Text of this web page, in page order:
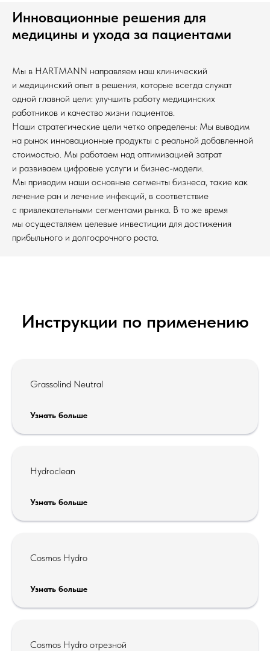
Инновационные решения для
медицины и ухода за пациентами
Мы в HARTMANN направляем наш клинический
и медицинский опыт в решения, которые всегда служат
одной главной цели: улучшить работу медицинских
работников и качество жизни пациентов.
Наши стратегические цели четко определены: Мы выводим
на рынок инновационные продукты с реальной добавленной
стоимостью. Мы работаем над оптимизацией затрат
и развиваем цифровые услуги и бизнес-модели.
Мы приводим наши основные сегменты бизнеса, такие как
лечение ран и лечение инфекций, в соответствие
с привлекательными сегментами рынка. В то же время
мы осуществляем целевые инвестиции для достижения
прибыльного и долгосрочного роста.
Инструкции по применению
Grassolind Neutral
Узнать больше
Hydroclean
Узнать больше
Cosmos Hydro
Узнать больше
Cosmos Hydro отрезной